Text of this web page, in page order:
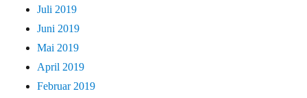
Juli 2019
Juni 2019
Mai 2019
April 2019
Februar 2019